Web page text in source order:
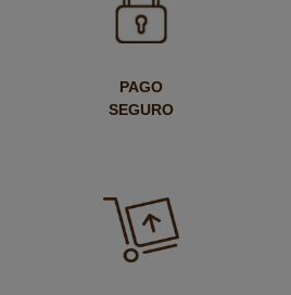
PAGO
SEGURO